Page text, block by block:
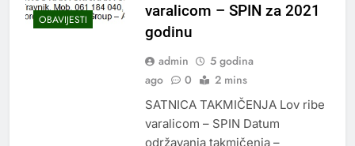
OBAVIJESTI
varalicom – SPIN za 2021
godinu
admin
5 godina
ago
0 2 mins
SATNICA TAKMIČENJA Lov ribe
varalicom – SPIN Datum
održavanja takmičenja –